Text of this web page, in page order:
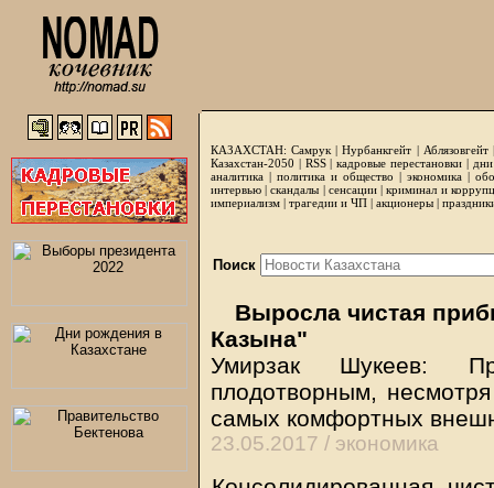
КАЗАХСТАН: Самрук |Нурбанкгейт | Аблязовгейт
Казахстан-2050 | RSS|кадровые перестановки|
аналитика | политика и общество | экономика |
интервью |скандалы | сенсации|криминал и
империализм | трагедии и ЧП | акционеры |
Поиск
Выросла чистая
Казына"
Умирзак Шукеев:
плодотворным,
самых комфортных
23.05.2017 / экономика